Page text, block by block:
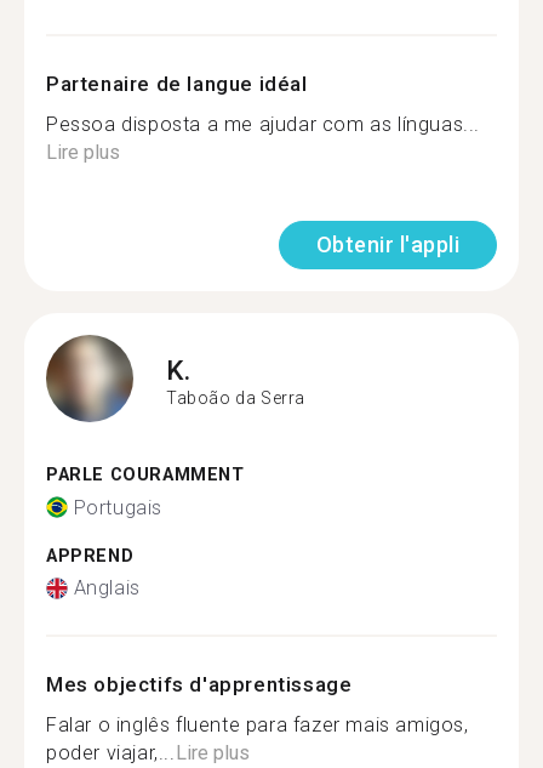
Partenaire de langue idéal
Pessoa disposta a me ajudar com as línguas...
Lire plus
Obtenir l'appli
K.
Taboão da Serra
PARLE COURAMMENT
Portugais
APPREND
Anglais
Mes objectifs d'apprentissage
Falar o inglês fluente para fazer mais amigos,
poder viajar,...Lire plus